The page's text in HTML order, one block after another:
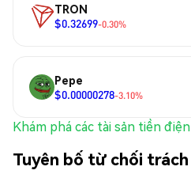
TRON
$0.32699-0.30%
Pepe
$0.00000278-3.10%
Khám phá các tài sản tiền
Tuyên bố từ chối trách